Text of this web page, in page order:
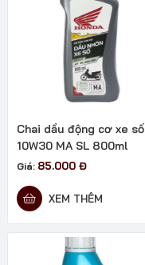
Chai dầu động cơ xe số
10W30 MA SL 800ml
Giá: 85.000 Đ
XEM THÊM